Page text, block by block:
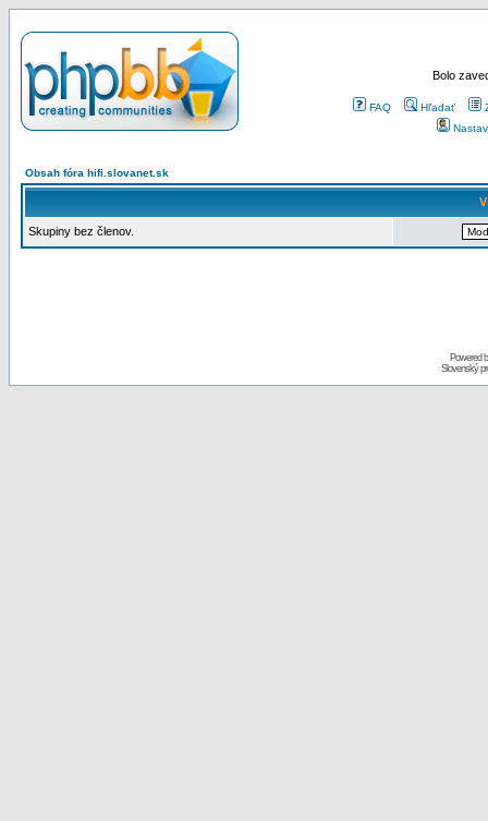
Bolo
FAQ Hľadať
Obsah fóra hifi.slovanet.sk
Skupiny bez členov.
Powered
Slovenský